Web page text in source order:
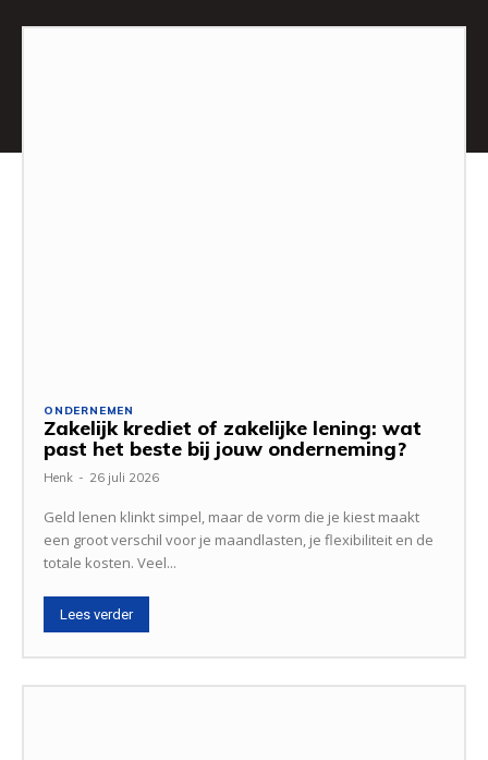
ONDERNEMEN
Zakelijk krediet of zakelijke lening: wat
past het beste bij jouw onderneming?
Henk - 26 juli 2026
Geld lenen klinkt simpel, maar de vorm die je kiest maakt
een groot verschil voor je maandlasten, je flexibiliteit en de
totale kosten. Veel...
Lees verder